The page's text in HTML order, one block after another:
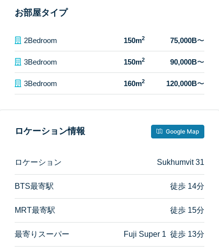
お部屋タイプ
2Bedroom 150m2 75,000B〜
3Bedroom 150m2 90,000B〜
3Bedroom 160m2 120,000B〜
ロケーション情報 Google Map
ロケーション Sukhumvit 31
BTS最寄駅 徒歩 14分
MRT最寄駅 徒歩 15分
最寄りスーパー Fuji Super 1 徒歩 13分